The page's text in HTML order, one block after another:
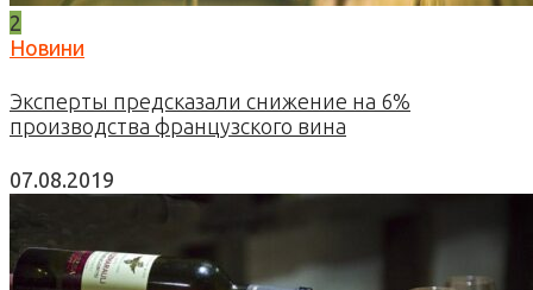
2
Новини
Эксперты предсказали снижение на 6%
производства французского вина
07.08.2019